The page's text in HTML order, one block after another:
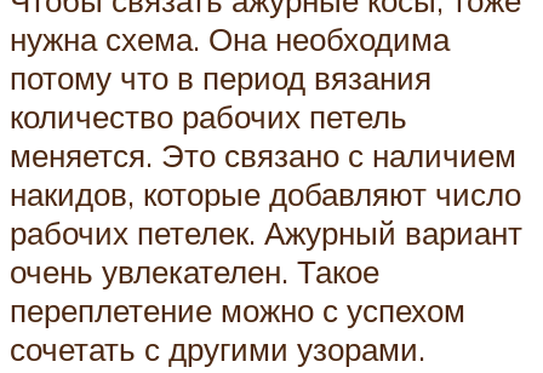
нужна схема. Она необходима
потому что в период вязания
количество рабочих петель
меняется. Это связано с наличием
накидов, которые добавляют число
рабочих петелек. Ажурный вариант
очень увлекателен. Такое
переплетение можно с успехом
сочетать с другими узорами.